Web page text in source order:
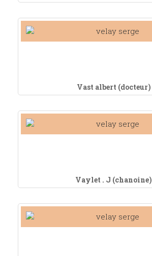
Vast albert (docteur)
Vaylet . J (chanoine)